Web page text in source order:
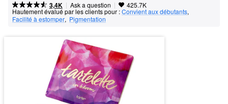
3,4K | Ask a question | 425.7K
Hautement évalué par les clients pour :Convient aux débutants,
Facilité à estomper, Pigmentation